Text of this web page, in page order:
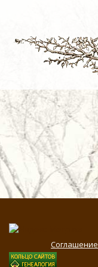
Соглашение